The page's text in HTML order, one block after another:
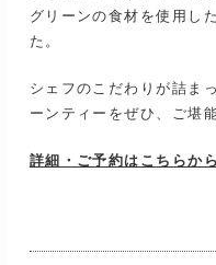
グリーンの食材を使用し
た。
シェフのこだわりが詰ま
ーンティーをぜひ、ご堪
詳細・ご予約はこちらから